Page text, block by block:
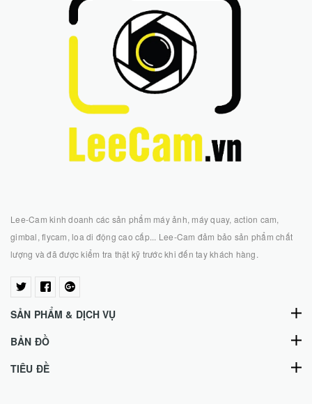
Lee-Cam kinh doanh các sản phẩm máy ảnh, máy quay, action cam,
gimbal, flycam, loa di động cao cấp... Lee-Cam đảm bảo sản phẩm chất
lượng và đã được kiểm tra thật kỹ trước khi đến tay khách hàng.
SẢN PHẨM & DỊCH VỤ
BẢN ĐỒ
TIÊU ĐỀ